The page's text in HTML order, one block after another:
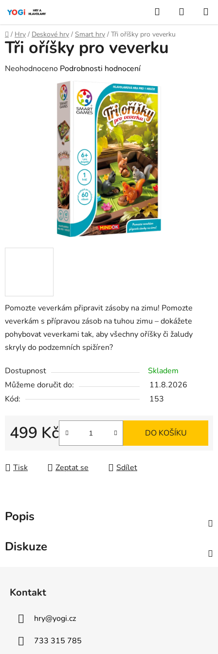
obsah
Hledat
KOŠÍK
Domů
/ Hry / Deskové hry / Smart hry / Tři oříšky pro veverku
Pomozte veverkám připravit zásoby na zimu! Pomozte
veverkám s přípravou zásob na tuhou zimu – dokážete
pohybovat veverkami tak, aby všechny oříšky či žaludy
skryly do podzemních spižíren?
Dostupnost
Skladem
Můžeme doručit do:
11.8.2026
Kód:
153
499 Kč DO KOŠÍKU
Tisk Zeptat se Sdílet
Tři oříšky pro veverku
Průměrné
Neohodnoceno Podrobnosti hodnocení
Popis
Diskuze
Kontakt
hry@yogi.cz
733 315 785